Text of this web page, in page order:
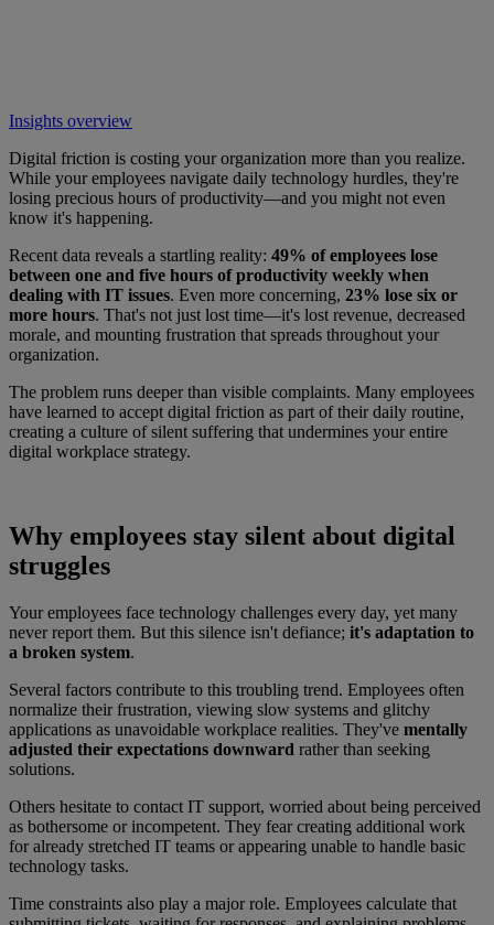
Insights overview
Digital friction is costing your organization more than you realize.
While your employees navigate daily technology hurdles, they're
losing precious hours of productivity—and you might not even
know it's happening.
Recent data reveals a startling reality: 49% of employees lose
between one and five hours of productivity weekly when
dealing with IT issues. Even more concerning, 23% lose six or
more hours. That's not just lost time—it's lost revenue, decreased
morale, and mounting frustration that spreads throughout your
organization.
The problem runs deeper than visible complaints. Many employees
have learned to accept digital friction as part of their daily routine,
creating a culture of silent suffering that undermines your entire
digital workplace strategy.
Why employees stay silent about digital
struggles
Your employees face technology challenges every day, yet many
never report them. But this silence isn't defiance; it's adaptation to
a broken system.
Several factors contribute to this troubling trend. Employees often
normalize their frustration, viewing slow systems and glitchy
applications as unavoidable workplace realities. They've mentally
adjusted their expectations downward rather than seeking
solutions.
Others hesitate to contact IT support, worried about being perceived
as bothersome or incompetent. They fear creating additional work
for already stretched IT teams or appearing unable to handle basic
technology tasks.
Time constraints also play a major role. Employees calculate that